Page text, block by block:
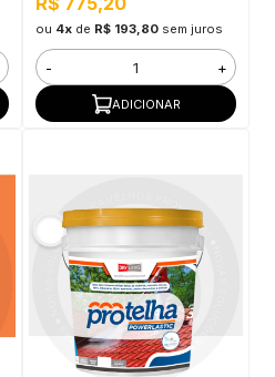
ou 4xde R$ 193,80 sem juros
- +
ADICIONAR